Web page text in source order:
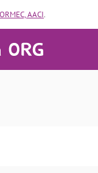
AACI.